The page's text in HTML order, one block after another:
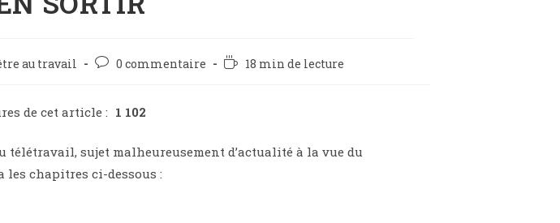
au travail 0 commentaire 18 min de lecture
de cet article : 1 102
sujet malheureusement d’actualité à la vue du
les chapitres ci-dessous :